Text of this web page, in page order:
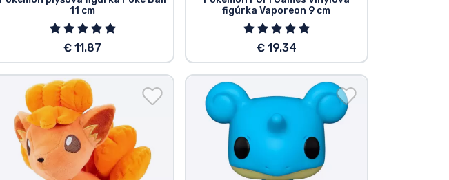
11 cm
€ 11.87
figúrka Vaporeon 9 cm
€ 19.34